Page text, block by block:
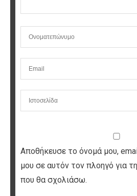
Αποθήκευσε το όνομά μου,
μου σε αυτόν τον πλοηγό για
που θα σχολιάσω.